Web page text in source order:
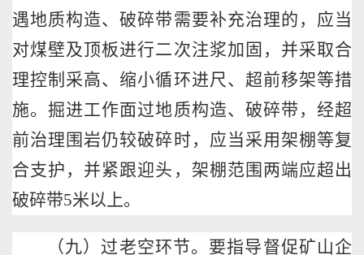
遇地质构造、破碎带需要补充治理的，应当
对煤壁及顶板进行二次注浆加固，并采取合
理控制采高、缩小循环进尺、超前移架等措
施。掘进工作面过地质构造、破碎带，经超
前治理围岩仍较破碎时，应当采用架棚等复
合支护，并紧跟迎头，架棚范围两端应超出
破碎带5米以上。
（九）过老空环节。要指导督促矿山企